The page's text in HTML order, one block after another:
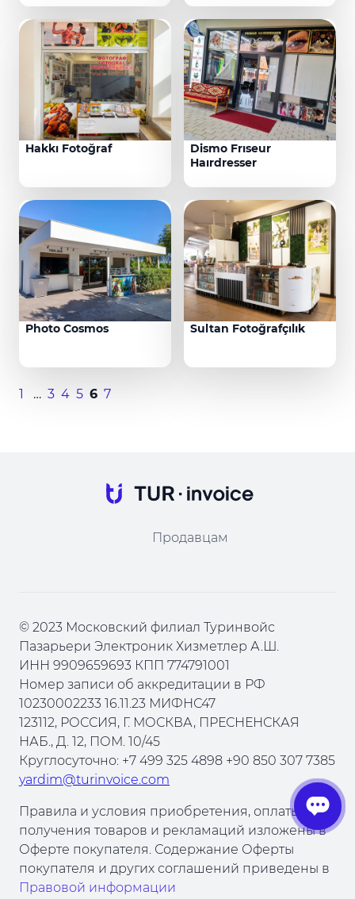
Hakkı Fotoğraf
Dismo Frıseur
Haırdresser
Photo Cosmos Sultan Fotoğrafçılık
1 … 3 4 5 6 7
Продавцам
© 2023 Московский филиал Туринвойс
Пазарьери Электроник Хизметлер А.Ш.
ИНН 9909659693 КПП 774791001
Номер записи об аккредитации в РФ
10230002233 16.11.23 МИФНС47
123112, РОССИЯ, Г. МОСКВА, ПРЕСНЕНСКАЯ
НАБ., Д. 12, ПОМ. 10/45
Круглосуточно: +7 499 325 4898 +90 850 307 7385
yardim@turinvoice.com
Правила и условия приобретения, оплаты,
получения товаров и рекламаций изложены в
Оферте покупателя. Содержание Оферты
покупателя и других соглашений приведены в
Правовой информации